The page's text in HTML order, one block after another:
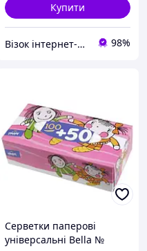
Купити
Візок інтернет-магазин 98%
Серветки паперові
універсальні Bella №